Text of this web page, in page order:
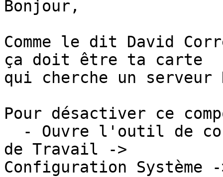
Bonjour,
Comme le dit David
ça doit être ta carte
qui cherche un serveur
Pour désactiver ce
de Travail ->
Configuration Système -